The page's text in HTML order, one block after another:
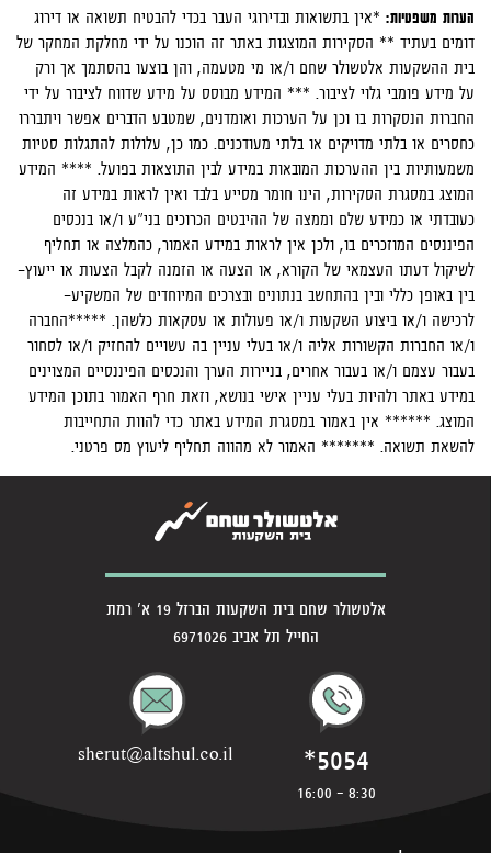
הערות משפטיות: *אין בתשואות ובדירוגי העבר בכדי להבטיח תשואה או דירוג
דומים בעתיד ** הסקירות המוצגות באתר זה הוכנו על ידי מחלקת המחקר של
בית ההשקעות אלטשולר שחם ו/או מי מטעמה, והן בוצעו בהסתמך אך ורק
על מידע פומבי גלוי לציבור. *** המידע מבוסס על מידע שדווח לציבור על ידי
החברות הנסקרות בו וכן על הערכות ואומדנים, שמטבע הדברים אפשר ויתבררו
כחסרים או בלתי מדויקים או בלתי מעודכנים. כמו כן, עלולות להתגלות סטיות
משמעותיות בין ההערכות המובאות במידע לבין התוצאות בפועל. **** המידע
המוצג במסגרת הסקירות, הינו חומר מסייע בלבד ואין לראות במידע זה
כעובדתי או כמידע שלם וממצה של ההיבטים הכרוכים בני"ע ו/או בנכסים
הפיננסים המוזכרים בו, ולכן אין לראות במידע האמור, כהמלצה או תחליף
לשיקול דעתו העצמאי של הקורא, או הצעה או הזמנה לקבל הצעות או ייעוץ-
בין באופן כללי ובין בהתחשב בנתונים ובצרכים המיוחדים של המשקיע-
לרכישה ו/או ביצוע השקעות ו/או פעולות או עסקאות כלשהן. *****החברה
ו/או החברות הקשורות אליה ו/או בעלי עניין בה עשויים להחזיק ו/או לסחור
בעבור עצמם ו/או בעבור אחרים, בניירות הערך והנכסים הפיננסיים המצוינים
במידע באתר ולהיות בעלי עניין אישי בנושא, וזאת חרף האמור בתוכן המידע
המוצג. ****** אין באמור במסגרת המידע באתר כדי להוות התחייבות
להשאת תשואה. ******* האמור לא מהווה תחליף ליעוץ מס פרטני.
אלטשולר שחם בית השקעות הברזל 19 א' רמת
החייל תל אביב 6971026
*5054
8:30 - 16:00
sherut@altshul.co.il